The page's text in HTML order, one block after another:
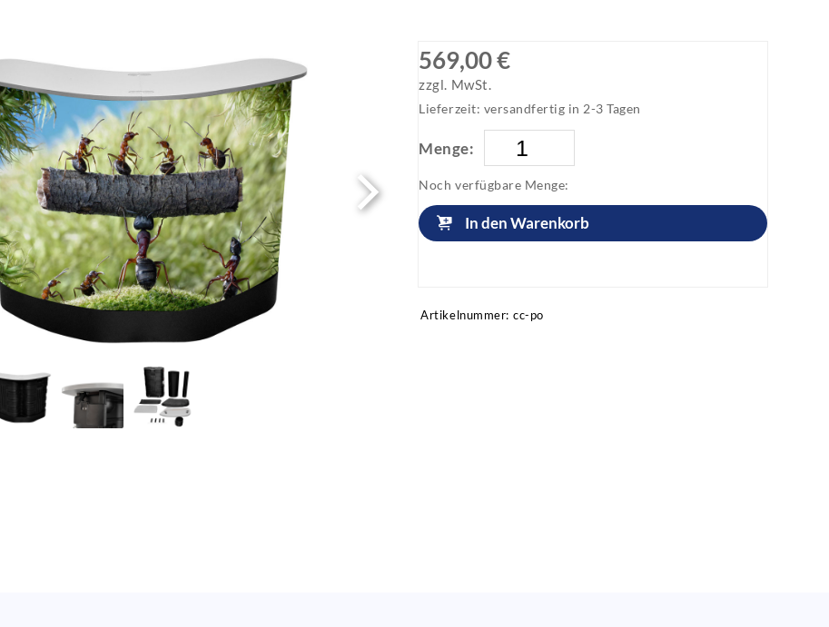
569,00 €
zzgl. MwSt.
Lieferzeit: versandfertig in 2-3 Tagen
Menge:
Noch verfügbare Menge:
In den Warenkorb
Artikelnummer: cc-po